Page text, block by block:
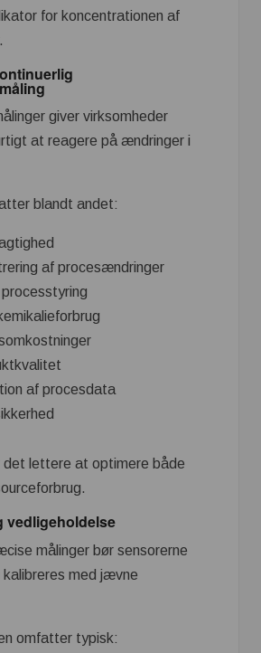
for koncentrationen af
giver virksomheder
at reagere på ændringer i
blandt andet:
af procesændringer
af procesdata
det lettere at optimere både
vedligeholdelse
målinger bør sensorerne
kalibreres med jævne
omfatter typisk: